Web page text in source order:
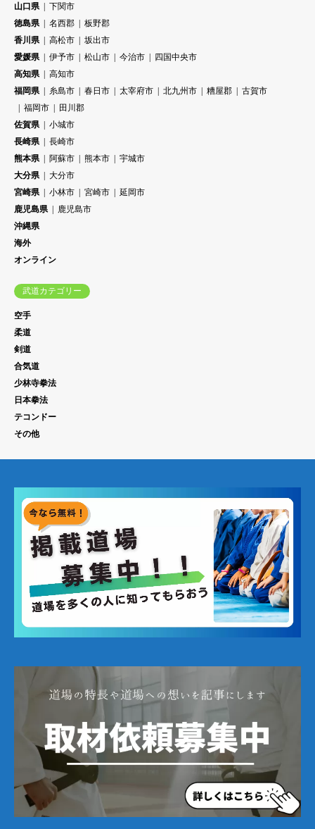
山口県
下関市
徳島県
名西郡
板野郡
香川県
高松市
坂出市
愛媛県
伊予市 松山市 今治市
四国中央市
高知県
高知市
福岡県
糸島市 春日市 太宰府市 北九州市 糟屋郡
古賀市
福岡市
田川郡
佐賀県
小城市
長崎県
長崎市
熊本県
阿蘇市 熊本市
宇城市
大分県
大分市
宮崎県
小林市 宮崎市
延岡市
鹿児島県
鹿児島市
沖縄県
海外
オンライン
武道カテゴリー
空手
柔道
剣道
合気道
少林寺拳法
日本拳法
テコンドー
その他